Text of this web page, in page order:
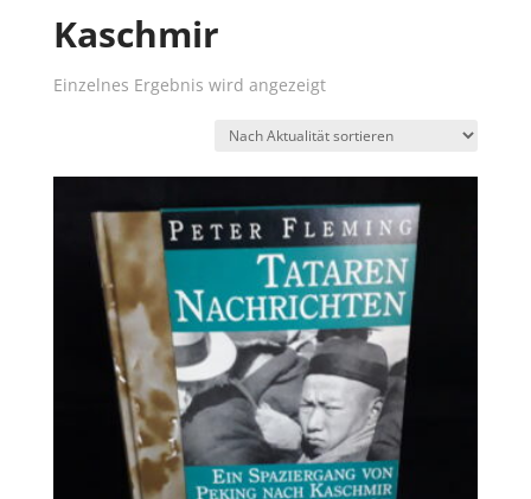
Kaschmir
Einzelnes Ergebnis wird angezeigt